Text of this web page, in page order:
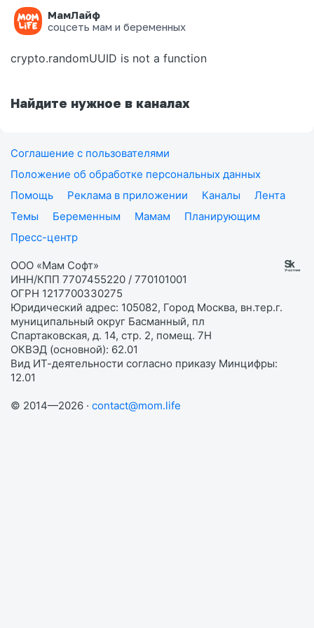
МамЛайф
соцсеть мам и беременных
Ошибка на странице
crypto.randomUUID is not a function
Найдите нужное в каналах
Соглашение с пользователями
Положение об обработке персональных данных
Помощь
Реклама в приложении Каналы
Лента
Темы
Беременным Мамам
Планирующим
Пресс-центр
ООО «Мам Софт»
ИНН/КПП 7707455220 / 770101001
ОГРН 1217700330275
Юридический адрес: 105082, Город Москва, вн.тер.г.
муниципальный округ Басманный, пл
Спартаковская, д. 14, стр. 2, помещ. 7Н
ОКВЭД (основной): 62.01
Вид ИТ-деятельности согласно приказу Минцифры:
12.01
© 2014—2026 · contact@mom.life